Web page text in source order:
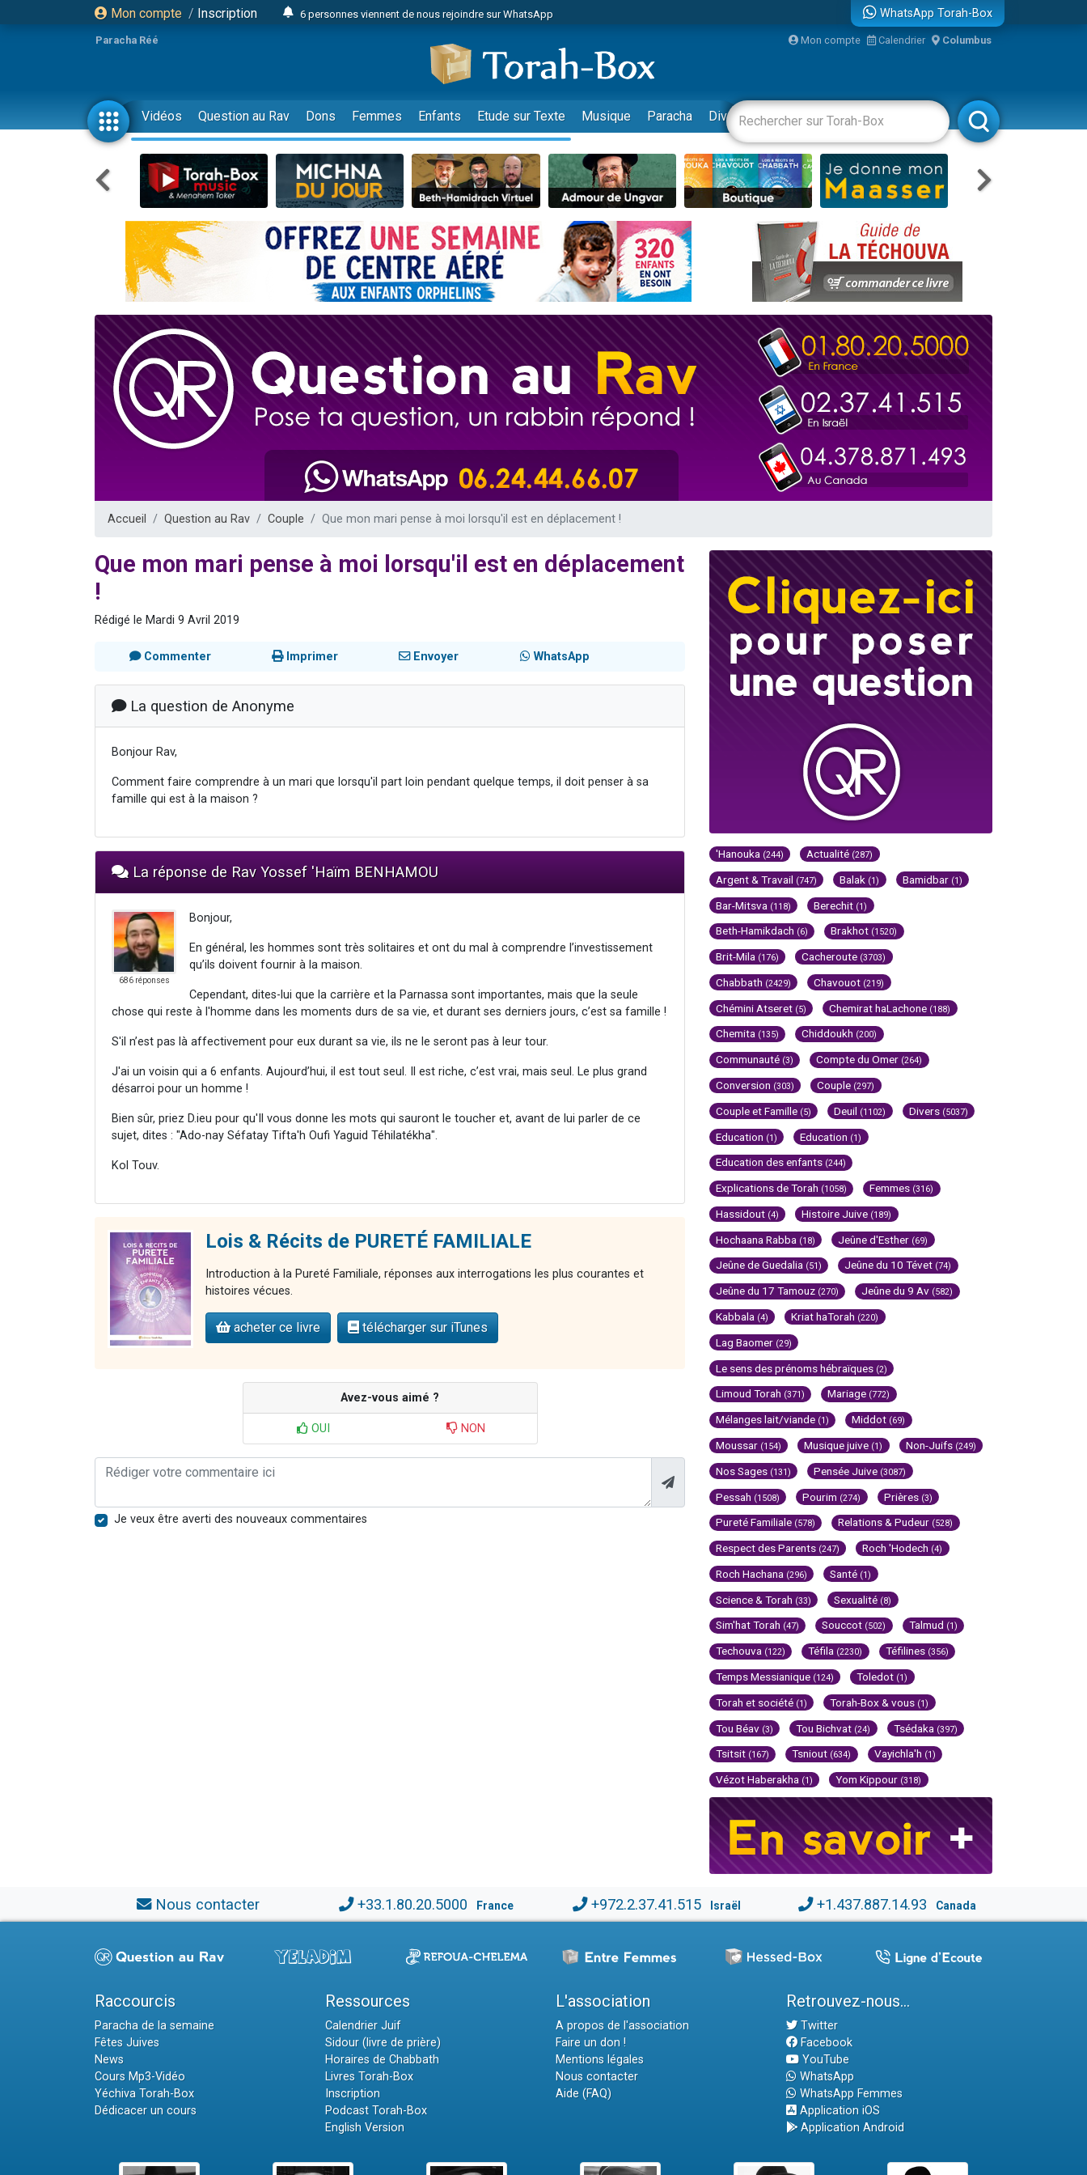
Mon compte / Inscription
6 personnes viennent de nous rejoindre sur WhatsApp
2 personnes viennent de faire un don pour 1 Journée de Vacances Pour les Enfants
17 personnes viennent de demander une bénédiction
4 personnes viennent de nous rejoindre sur WhatsApp
Il reste 49 places pour étudier en groupe sur Zoom
23 personnes viennent de faire un don pour Diane, 80 ans, dans un appartement insalubre
Eva vient de donner son Maasser
4 personnes viennent de nous rejoindre sur WhatsApp
3 personnes viennent de nous rejoindre sur WhatsApp
3 personnes viennent de faire un don pour 5 jours de vacances aux Orphelins
Odaya vient de donner son Maasser
13 personnes viennent de demander une bénédiction
2 personnes viennent de nous rejoindre sur WhatsApp
30 personnes viennent de faire un don pour Sauvez la jambe de Yohan
Il reste 49 places pour étudier en groupe sur Zoom
3 personnes viennent de nous rejoindre sur WhatsApp
2 personnes viennent de nous rejoindre sur WhatsApp
2 personnes viennent de nous rejoindre sur WhatsApp
WhatsApp Torah-Box
Paracha Réé Mon compte Calendrier Columbus
Vidéos Question au Rav Dons Femmes Enfants Etude sur Texte Musique Paracha Divertissements Livres Rabbanim
Accueil Question au Rav Couple Que mon mari pense à moi lorsqu'il est en déplacement !
Que mon mari pense à moi lorsqu'il est en déplacement
!
Rédigé le Mardi 9 Avril 2019
Commenter Imprimer Envoyer WhatsApp
La question de Anonyme
Bonjour Rav,
Comment faire comprendre à un mari que lorsqu'il part loin pendant quelque temps, il doit penser à sa
famille qui est à la maison ?
La réponse de Rav Yossef 'Haïm BENHAMOU
686 réponses
Bonjour,
En général, les hommes sont très solitaires et ont du mal à comprendre l’investissement
qu’ils doivent fournir à la maison.
Cependant, dites-lui que la carrière et la Parnassa sont importantes, mais que la seule
chose qui reste à l'homme dans les moments durs de sa vie, et durant ses derniers jours, c’est sa famille !
S'il n’est pas là affectivement pour eux durant sa vie, ils ne le seront pas à leur tour.
J'ai un voisin qui a 6 enfants. Aujourd’hui, il est tout seul. Il est riche, c’est vrai, mais seul. Le plus grand
désarroi pour un homme !
Bien sûr, priez D.ieu pour qu'Il vous donne les mots qui sauront le toucher et, avant de lui parler de ce
sujet, dites : "Ado-nay Séfatay Tifta'h Oufi Yaguid Téhilatékha".
Kol Touv.
Lois & Récits de PURETÉ FAMILIALE
Introduction à la Pureté Familiale, réponses aux interrogations les plus courantes et
histoires vécues.
acheter ce livre télécharger sur iTunes
Avez-vous aimé ?
OUI NON
Je veux être averti des nouveaux commentaires
'Hanouka (244) Actualité (287)
Argent & Travail (747) Balak (1) Bamidbar (1)
Bar-Mitsva (118) Berechit (1)
Beth-Hamikdach (6) Brakhot (1520)
Brit-Mila (176) Cacheroute (3703)
Chabbath (2429) Chavouot (219)
Chémini Atseret (5) Chemirat haLachone (188)
Chemita (135) Chiddoukh (200)
Communauté (3) Compte du Omer (264)
Conversion (303) Couple (297)
Couple et Famille (5) Deuil (1102) Divers (5037)
Education (1) Education (1)
Education des enfants (244)
Explications de Torah (1058) Femmes (316)
Hassidout (4) Histoire Juive (189)
Hochaana Rabba (18) Jeûne d'Esther (69)
Jeûne de Guedalia (51) Jeûne du 10 Tévet (74)
Jeûne du 17 Tamouz (270) Jeûne du 9 Av (582)
Kabbala (4) Kriat haTorah (220)
Lag Baomer (29)
Le sens des prénoms hébraïques (2)
Limoud Torah (371) Mariage (772)
Mélanges lait/viande (1) Middot (69)
Moussar (154) Musique juive (1) Non-Juifs (249)
Nos Sages (131) Pensée Juive (3087)
Pessah (1508) Pourim (274) Prières (3)
Pureté Familiale (578) Relations & Pudeur (528)
Respect des Parents (247) Roch 'Hodech (4)
Roch Hachana (296) Santé (1)
Science & Torah (33) Sexualité (8)
Sim'hat Torah (47) Souccot (502) Talmud (1)
Techouva (122) Téfila (2230) Téfilines (356)
Temps Messianique (124) Toledot (1)
Torah et société (1) Torah-Box & vous (1)
Tou Béav (3) Tou Bichvat (24) Tsédaka (397)
Tsitsit (167) Tsniout (634) Vayichla'h (1)
Vézot Haberakha (1) Yom Kippour (318)
Nous contacter +33.1.80.20.5000 France +972.2.37.41.515 Israël +1.437.887.14.93 Canada
Raccourcis
Paracha de la semaine
Fêtes Juives
News
Cours Mp3-Vidéo
Yéchiva Torah-Box
Dédicacer un cours
Ressources
Calendrier Juif
Sidour (livre de prière)
Horaires de Chabbath
Livres Torah-Box
Inscription
Podcast Torah-Box
English Version
L'association
A propos de l'association
Faire un don !
Mentions légales
Nous contacter
Aide (FAQ)
Retrouvez-nous...
Twitter
Facebook
YouTube
WhatsApp
WhatsApp Femmes
Application iOS
Application Android